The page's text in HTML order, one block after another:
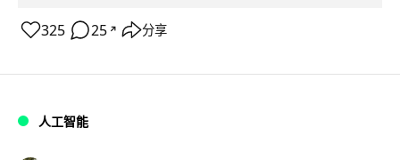
325 25 ↗ 分享
人工智能